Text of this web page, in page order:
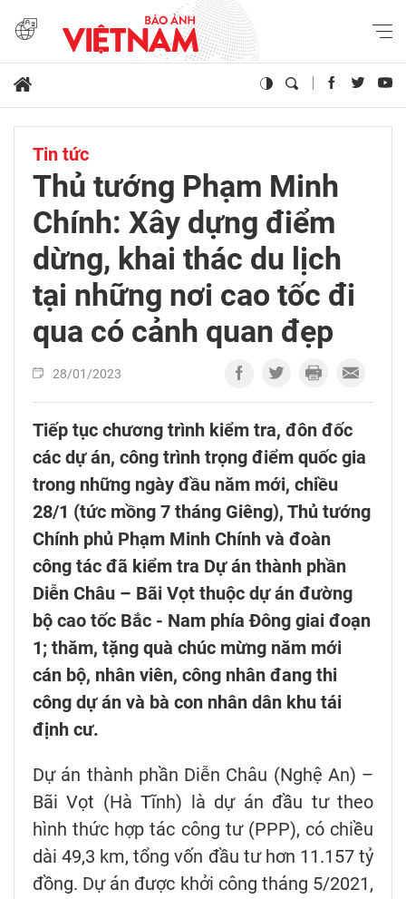
Tin tức
Thủ tướng Phạm Minh
Chính: Xây dựng điểm
dừng, khai thác du lịch
tại những nơi cao tốc đi
qua có cảnh quan đẹp
28/01/2023
Tiếp tục chương trình kiểm tra, đôn đốc
các dự án, công trình trọng điểm quốc gia
trong những ngày đầu năm mới, chiều
28/1 (tức mồng 7 tháng Giêng), Thủ tướng
Chính phủ Phạm Minh Chính và đoàn
công tác đã kiểm tra Dự án thành phần
Diễn Châu – Bãi Vọt thuộc dự án đường
bộ cao tốc Bắc - Nam phía Đông giai đoạn
1; thăm, tặng quà chúc mừng năm mới
cán bộ, nhân viên, công nhân đang thi
công dự án và bà con nhân dân khu tái
định cư.
Dự án thành phần Diễn Châu (Nghệ An) –
Bãi Vọt (Hà Tĩnh) là dự án đầu tư theo
hình thức hợp tác công tư (PPP), có chiều
dài 49,3 km, tổng vốn đầu tư hơn 11.157 tỷ
đồng. Dự án được khởi công tháng 5/2021,